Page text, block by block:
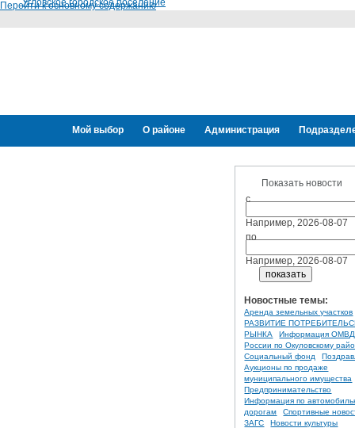
Перейти к основному содержанию
Угловское городское поселение
Мой выбор О районе Администрация
Показать новости
с
Например, 2026-08-07
по
Например, 2026-08-07
Новостные темы:
Аренда земельных участков
РАЗВИТИЕ
РЫНКА
Информация ОМВД
России по Окуловскому
Социальный фонд
Аукционы по продаже
муниципального имущества
Предпринимательство
Информация по
дорогам
Спортивные
ЗАГС
Новости культуры